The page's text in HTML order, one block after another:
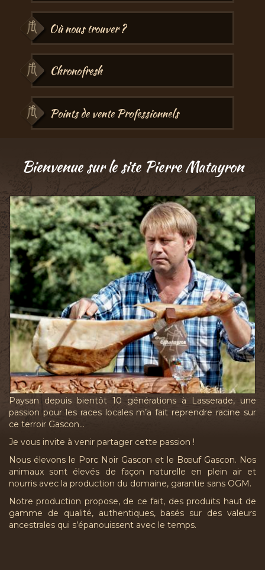
Où nous trouver ?
Chronofresh
Points de vente Professionnels
Bienvenue sur le site Pierre Matayron
Paysan depuis bientôt 10 générations à Lasserade, une
passion pour les races locales m’a fait reprendre racine sur
ce terroir Gascon…
Je vous invite à venir partager cette passion !
Nous élevons le Porc Noir Gascon et le Bœuf Gascon. Nos
animaux sont élevés de façon naturelle en plein air et
nourris avec la production du domaine, garantie sans OGM.
Notre production propose, de ce fait, des produits haut de
gamme de qualité, authentiques, basés sur des valeurs
ancestrales qui s’épanouissent avec le temps.